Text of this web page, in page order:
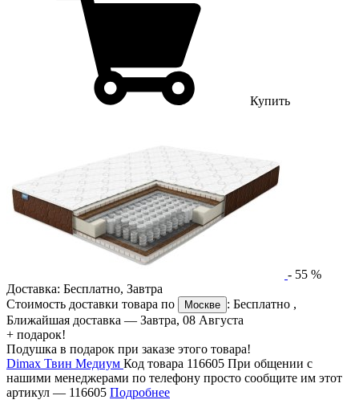
Купить
- 55 %
Доставка: Бесплатно, Завтра
Стоимость доставки товара по
Москве : Бесплатно ,
Ближайшая доставка — Завтра, 08 Августа
+ подарок!
Подушка в подарок при заказе этого товара!
Dimax Твин Медиум Код товара 116605 При общении с
нашими менеджерами по телефону просто сообщите им этот
артикул — 116605 Подробнее